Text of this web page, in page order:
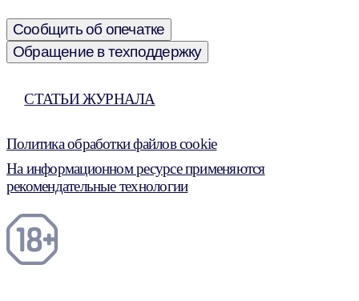
Сообщить об опечатке
Обращение в техподдержку
СТАТЬИ ЖУРНАЛА
Политика обработки файлов cookie
На информационном ресурсе применяются
рекомендательные технологии